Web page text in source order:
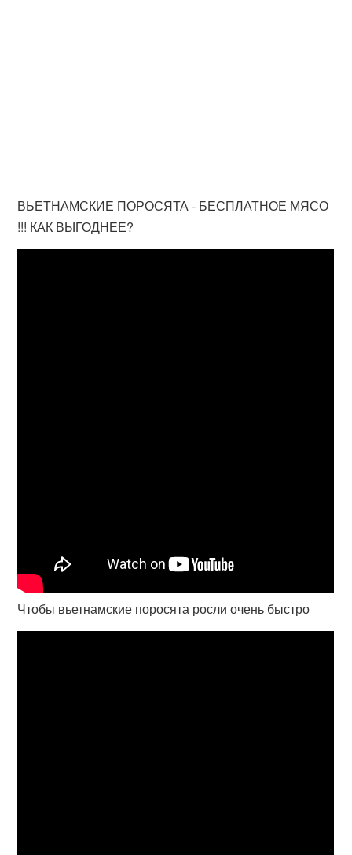
ВЬЕТНАМСКИЕ ПОРОСЯТА - БЕСПЛАТНОЕ МЯСО
!!! КАК ВЫГОДНЕЕ?
Чтобы вьетнамские поросята росли очень быстро